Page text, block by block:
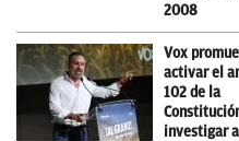
2008
Vox
activar el
102 de la
investigar